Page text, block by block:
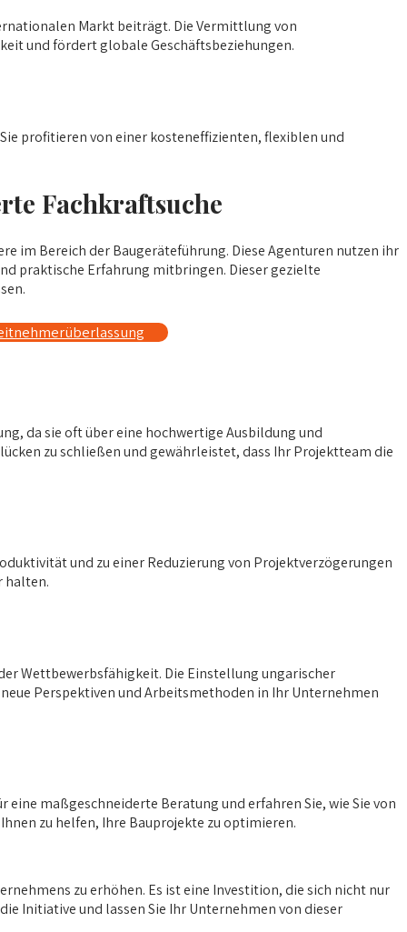
Markt beiträgt. Die Vermittlung von
und fördert globale Geschäftsbeziehungen.
profitieren von einer kosteneffizienten, flexiblen und
Fachkraftsuche
im Bereich der Baugeräteführung. Diese Agenturen nutzen ihr
praktische Erfahrung mitbringen. Dieser gezielte
da sie oft über eine hochwertige Ausbildung und
zu schließen und gewährleistet, dass Ihr Projektteam die
und zu einer Reduzierung von Projektverzögerungen
halten.
Wettbewerbsfähigkeit. Die Einstellung ungarischer
Perspektiven und Arbeitsmethoden in Ihr Unternehmen
maßgeschneiderte Beratung und erfahren Sie, wie Sie von
zu helfen, Ihre Bauprojekte zu optimieren.
zu erhöhen. Es ist eine Investition, die sich nicht nur
Initiative und lassen Sie Ihr Unternehmen von dieser